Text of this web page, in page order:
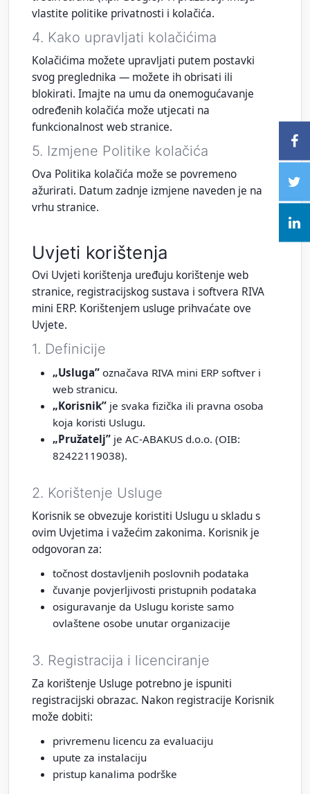
vlastite politike privatnosti i kolačića.
4. Kako upravljati kolačićima
Kolačićima možete upravljati putem postavki
svog preglednika — možete ih obrisati ili
blokirati. Imajte na umu da onemogućavanje
određenih kolačića može utjecati na
funkcionalnost web stranice.
5. Izmjene Politike kolačića
Ova Politika kolačića može se povremeno
ažurirati. Datum zadnje izmjene naveden je na
vrhu stranice.
Uvjeti korištenja
Ovi Uvjeti korištenja uređuju korištenje web
stranice, registracijskog sustava i softvera RIVA
mini ERP. Korištenjem usluge prihvaćate ove
Uvjete.
1. Definicije
„Usluga” označava RIVA mini ERP softver i
web stranicu.
„Korisnik” je svaka fizička ili pravna osoba
koja koristi Uslugu.
„Pružatelj” je AC-ABAKUS d.o.o. (OIB:
82422119038).
2. Korištenje Usluge
Korisnik se obvezuje koristiti Uslugu u skladu s
ovim Uvjetima i važećim zakonima. Korisnik je
odgovoran za:
točnost dostavljenih poslovnih podataka
čuvanje povjerljivosti pristupnih podataka
osiguravanje da Uslugu koriste samo
ovlaštene osobe unutar organizacije
3. Registracija i licenciranje
Za korištenje Usluge potrebno je ispuniti
registracijski obrazac. Nakon registracije Korisnik
može dobiti:
privremenu licencu za evaluaciju
upute za instalaciju
pristup kanalima podrške